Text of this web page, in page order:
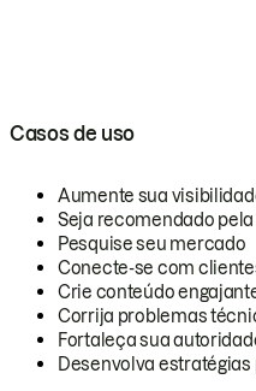
Casos de uso
Aumente sua
Seja recomendado pela
Pesquise seu mercado
Conecte-se com
Crie conteúdo
Corrija problemas
Fortaleça sua
Desenvolva